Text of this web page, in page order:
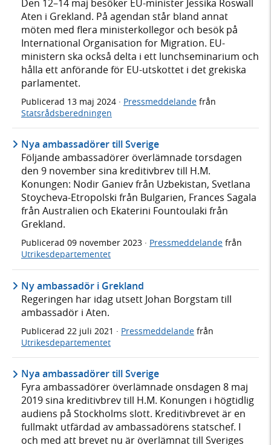
Den 12–14 maj besöker EU-minister Jessika Roswall
Aten i Grekland. På agendan står bland annat
möten med flera ministerkollegor och besök på
International Organisation for Migration. EU-
ministern ska också delta i ett lunchseminarium och
hålla ett anförande för EU-utskottet i det grekiska
parlamentet.
Publicerad 13 maj 2024 · Pressmeddelande från
Statsrådsberedningen
Nya ambassadörer till Sverige
Följande ambassadörer överlämnade torsdagen
den 9 november sina kreditivbrev till H.M.
Konungen: Nodir Ganiev från Uzbekistan, Svetlana
Stoycheva-Etropolski från Bulgarien, Frances Sagala
från Australien och Ekaterini Fountoulaki från
Grekland.
Publicerad 09 november 2023 · Pressmeddelande från
Utrikesdepartementet
Ny ambassadör i Grekland
Regeringen har idag utsett Johan Borgstam till
ambassadör i Aten.
Publicerad 22 juli 2021 · Pressmeddelande från
Utrikesdepartementet
Nya ambassadörer till Sverige
Fyra ambassadörer överlämnade onsdagen 8 maj
2019 sina kreditivbrev till H.M. Konungen i högtidlig
audiens på Stockholms slott. Kreditivbrevet är en
fullmakt utfärdad av ambassadörens statschef. I
och med att brevet nu är överlämnat till Sveriges